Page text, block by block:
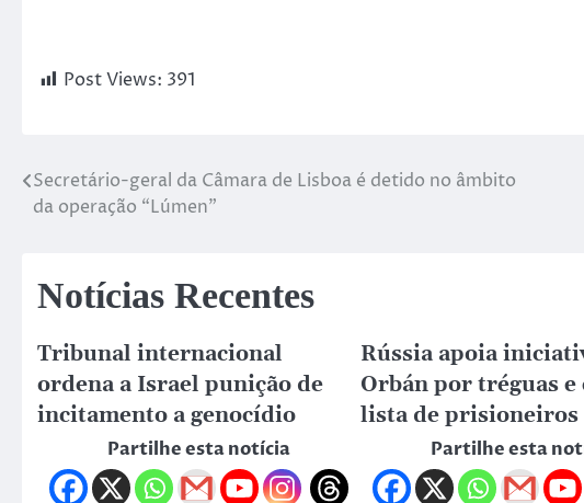
Post Views: 391
Secretário-geral da Câmara de Lisboa é detido no âmbito
da operação “Lúmen”
Notícias Recentes
Tribunal internacional
ordena a Israel punição de
incitamento a genocídio
Partilhe esta notícia
Rússia apoia
Orbán por tréguas e
lista de prisioneiros
Partilhe esta